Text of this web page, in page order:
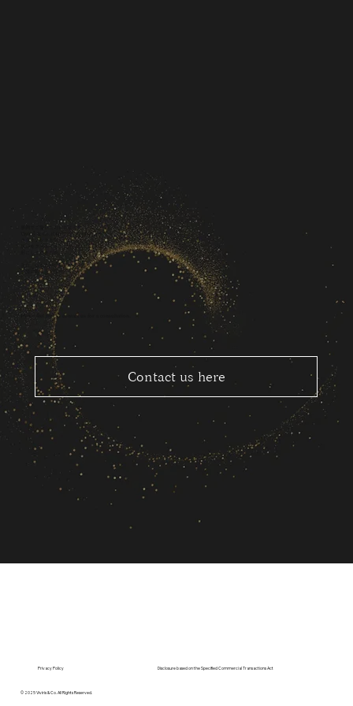
事例でご覧いただいたように、
Viviris & Co.は自社でのプロダクトや
クライアントと共に、
想いをクリエイティブとして
形にしてきました。
次は、あなたのプロジェクトを
一緒に創り上げませんか？
Please feel free to contact us for a consultation.
Contact us here
Privacy Policy Disclosure based on the Specified Commercial Transactions Act
© 2025 Viviris & Co. All Rights Reserved.